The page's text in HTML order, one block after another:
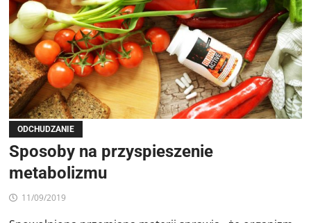
ODCHUDZANIE
Sposoby na przyspieszenie
metabolizmu
11/09/2019